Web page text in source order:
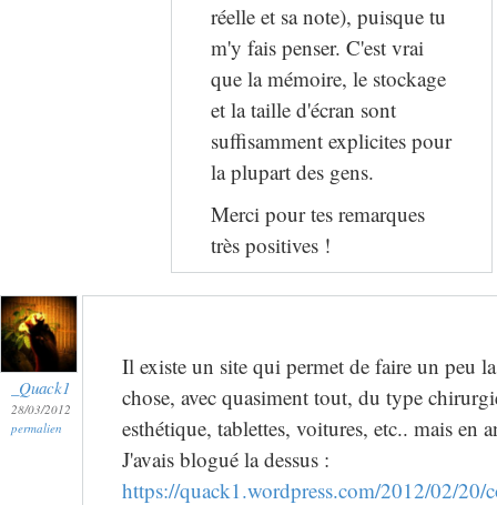
réelle et sa note), puisque tu
m'y fais penser. C'est vrai
que la mémoire, le stockage
et la taille d'écran sont
suffisamment explicites pour
la plupart des gens.
Merci pour tes remarques
très positives !
_Quack1
28/03/2012
permalien
Il existe un site qui permet de faire un peu
chose, avec quasiment tout, du type
esthétique, tablettes, voitures, etc.. mais en
J'avais blogué la dessus :
https://quack1.wordpress.com/2012/02/20/